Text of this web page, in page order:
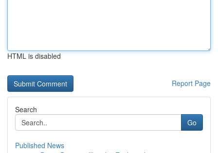
HTML is disabled
Report Page
Search
Go
Published News